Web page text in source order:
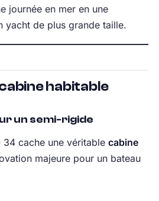
journée en mer en une
yacht de plus grande taille.
habitable
un semi-rigide
34 cache une véritable cabine
majeure pour un bateau